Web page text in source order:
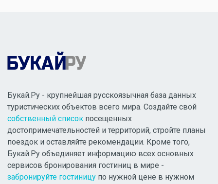
Букай.Ру - крупнейшая русскоязычная база данных
туристических объектов всего мира. Создайте свой
собственный список посещенных
достопримечательностей и территорий, стройте планы
поездок и оставляйте рекомендации. Кроме того,
Букай.Ру объединяет информацию всех основных
сервисов бронирования гостиниц в мире -
забронируйте гостиницу по нужной цене в нужном